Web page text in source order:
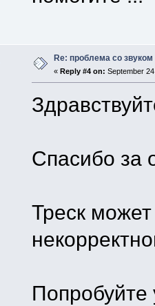
Re: проблема со
« Reply #4 on: September
Спасибо за
Треск
Попробуйте